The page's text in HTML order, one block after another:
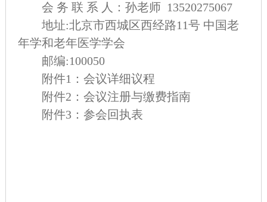
会 务 联 系 人：孙老师 13520275067
地址:北京市西城区西经路11号 中国老
年学和老年医学学会
邮编:100050
附件1：会议详细议程
附件2： 会议注册与缴费指南
附件3：参会回执表